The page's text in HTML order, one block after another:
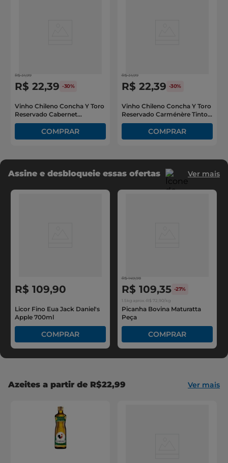
R$ 31,99
R$ 22,39 -30%
Vinho Chileno Concha Y Toro
Reservado Cabernet
Sauvignon 750ml
R$ 31,99
R$ 22,39 -30%
Vinho Chileno Concha Y Toro
Reservado Carménère Tinto
Meio Seco 750ml
Assine e desbloqueie essas ofertas Ver mais
R$ 109,90
Licor Fino Eua Jack Daniel's
Apple 700ml
R$ 149,98
R$ 109,35 -27%
1.5kgaprox. •R$ 72 90/kg
Picanha Bovina Maturatta
Peça
Azeites a partir de R$22,99 Ver mais